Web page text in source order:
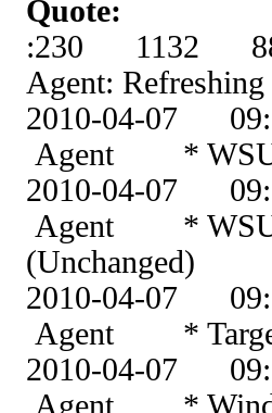
Quote:
:230 1132
Agent:
2010-04-07
Agent * WSUS
2010-04-07
Agent * WSUS
(Unchanged)
2010-04-07
Agent * Target
2010-04-07
Agent *